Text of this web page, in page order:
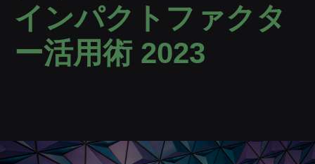
インパクトファクタ
ー活用術 2023